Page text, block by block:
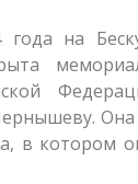
года на
Она
в котором